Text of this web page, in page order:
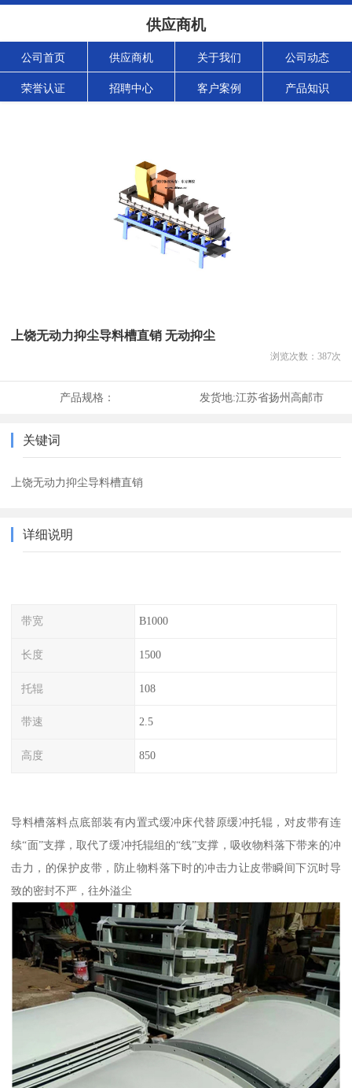
供应商机
公司首页 供应商机 关于我们 公司动态
荣誉认证 招聘中心 客户案例 产品知识
上饶无动力抑尘导料槽直销 无动抑尘
浏览次数： 387次
产品规格： 发货地:江苏省扬州高邮市
关键词
上饶无动力抑尘导料槽直销
详细说明
带宽 B1000
长度 1500
托辊 108
带速 2.5
高度 850
导料槽落料点底部装有内置式缓冲床代替原缓冲托辊，对皮带有连
续“面”支撑，取代了缓冲托辊组的“线”支撑，吸收物料落下带来的冲
击力，的保护皮带，防止物料落下时的冲击力让皮带瞬间下沉时导
致的密封不严，往外溢尘